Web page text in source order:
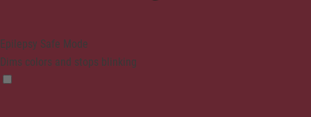
Epilepsy Safe Mode
Dims colors and stops blinking